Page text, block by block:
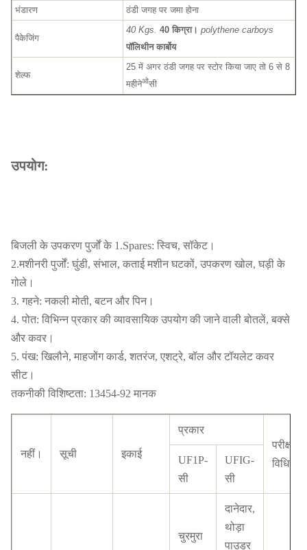
भंडारण
ठंडी जगह पर जमा होना
पैकेजिंग
40 Kgs. 40 किग्रा। polythene carboys
पॉलिथीन कार्बोय
शेल्फ
25 में अगर ठंडी जगह पर स्टोर किया जाए तो 6 से 8
महीनेओसी
उपयोग:
बिजली के उपकरण पुर्जों के 1.Spares: स्विच, सॉकेट।
2.मशीनरी पुर्जों: घुंडी, संभाल, कताई मशीन घटकों, उपकरण खोल, घड़ी के
गोले।
3. गहने: नकली मोती, बटन और पिन।
4. पोत: विभिन्न प्रकार की व्यावसायिक उपयोग की जाने वाली बोतलें, बक्से
और कवर।
5. पंख: खिलौने, माहजोंग कार्ड, शतरंज, एशट्रे, बॉल और टॉयलेट कवर
सीट।
तकनीकी विशिष्टता: 13454-92 मानक
नहीं। सूची इकाई
प्रकार
परीक्षण
विधि
UF1P-
सी
UFIG-
सी
चुरमुरा
दानेदार,
थोड़ा
पाउडर